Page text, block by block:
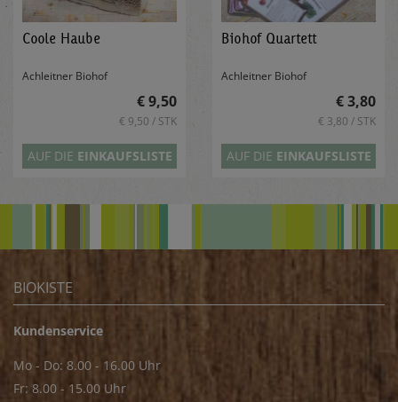
Coole Haube
Achleitner Biohof
€ 9,50
€ 9,50 / STK
AUF DIE EINKAUFSLISTE
Biohof Quartett
Achleitner Biohof
€ 3,80
€ 3,80 / STK
AUF DIE EINKAUFSLISTE
BIOKISTE
Kundenservice
Mo - Do: 8.00 - 16.00 Uhr
Fr: 8.00 - 15.00 Uhr